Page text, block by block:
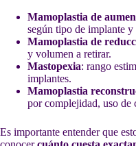
Mamoplastia de
según tipo de implante
Mamoplastia de
y volumen a retirar.
Mastopexia: rango
implantes.
Mamoplastia
por complejidad, uso de
Es importante entender que